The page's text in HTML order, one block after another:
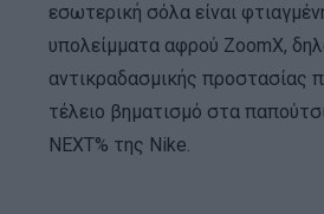
εσωτερική σόλα είναι
υπολείμματα αφρού ZoomX,
αντικραδασμικής προστασίας
τέλειο βηματισμό στα
NEXT% της Nike.